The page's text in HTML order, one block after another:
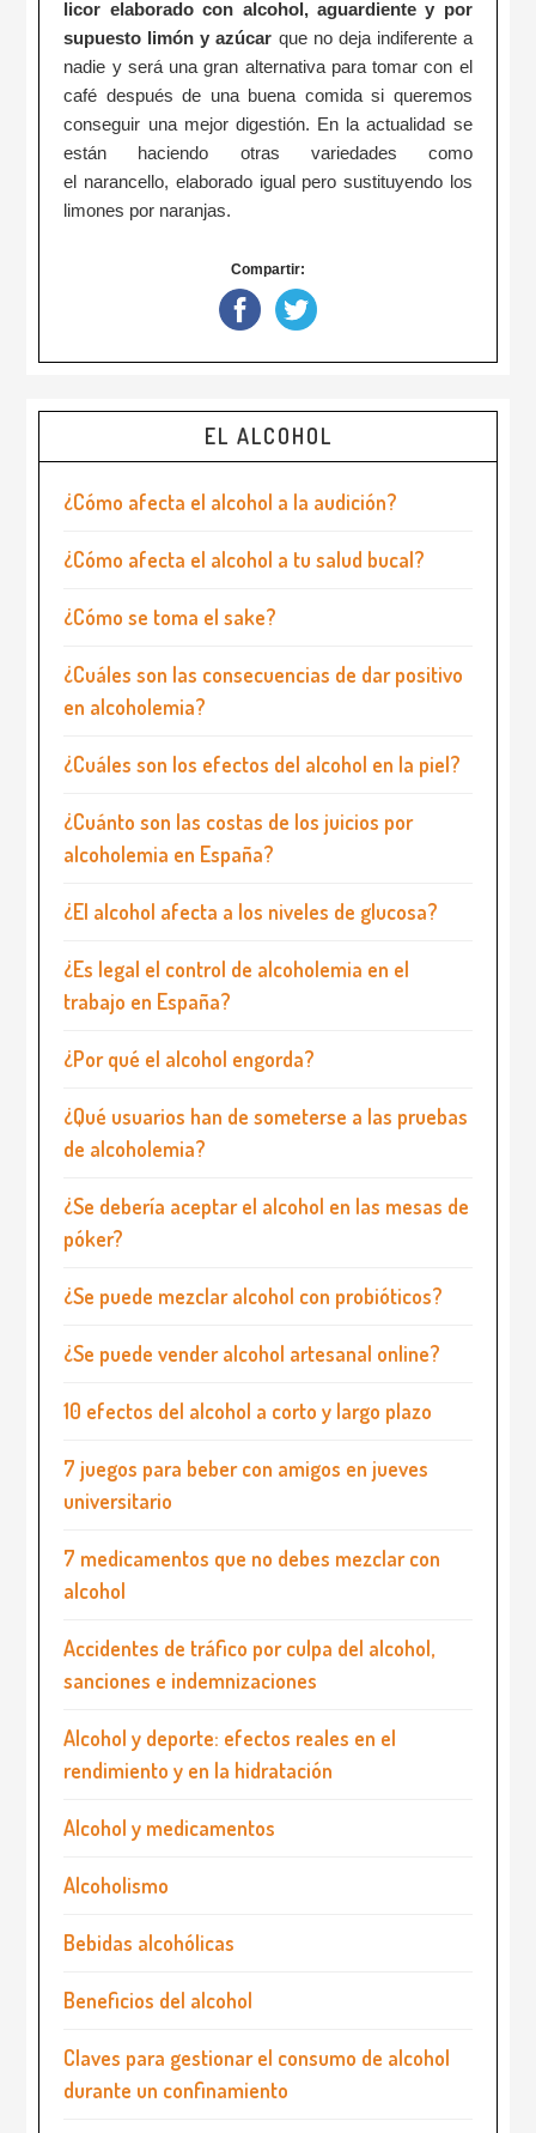
licor elaborado con alcohol, aguardiente y por
supuesto limón y azúcar que no deja indiferente a
nadie y será una gran alternativa para tomar con el
café después de una buena comida si queremos
conseguir una mejor digestión. En la actualidad se
están haciendo otras variedades como
el narancello, elaborado igual pero sustituyendo los
limones por naranjas.
Compartir:
EL ALCOHOL
¿Cómo afecta el alcohol a la audición?
¿Cómo afecta el alcohol a tu salud bucal?
¿Cómo se toma el sake?
¿Cuáles son las consecuencias de dar positivo
en alcoholemia?
¿Cuáles son los efectos del alcohol en la piel?
¿Cuánto son las costas de los juicios por
alcoholemia en España?
¿El alcohol afecta a los niveles de glucosa?
¿Es legal el control de alcoholemia en el
trabajo en España?
¿Por qué el alcohol engorda?
¿Qué usuarios han de someterse a las pruebas
de alcoholemia?
¿Se debería aceptar el alcohol en las mesas de
póker?
¿Se puede mezclar alcohol con probióticos?
¿Se puede vender alcohol artesanal online?
10 efectos del alcohol a corto y largo plazo
7 juegos para beber con amigos en jueves
universitario
7 medicamentos que no debes mezclar con
alcohol
Accidentes de tráfico por culpa del alcohol,
sanciones e indemnizaciones
Alcohol y deporte: efectos reales en el
rendimiento y en la hidratación
Alcohol y medicamentos
Alcoholismo
Bebidas alcohólicas
Beneficios del alcohol
Claves para gestionar el consumo de alcohol
durante un confinamiento